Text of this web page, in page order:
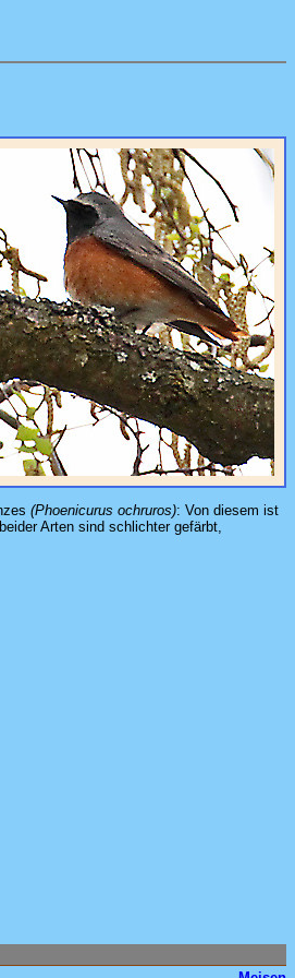
(Phoenicurus ochruros): Von diesem ist
Arten sind schlichter gefärbt,